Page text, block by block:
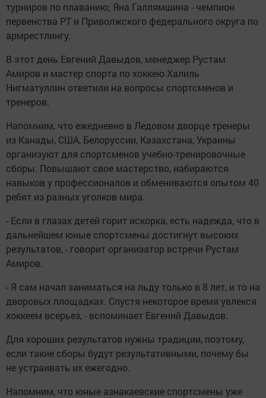
турниров по плаванию; Яна Галлямшина - чемпион
первенства РТ и Приволжского федерального округа по
армрестлингу.
В этот день Евгений Давыдов, менеджер Рустам
Амиров и мастер спорта по хоккею Халиль
Нигматуллин ответили на вопросы спортсменов и
тренеров.
Напомним, что ежедневно в Ледовом дворце тренеры
из Канады, США, Белоруссии, Казахстана, Украины
организуют для спортсменов учебно-тренировочные
сборы. Повышают свое мастерство, набираются
навыков у профессионалов и обмениваются опытом 40
ребят из разных уголков мира.
- Если в глазах детей горит искорка, есть надежда, что в
дальнейшем юные спортсмены достигнут высоких
результатов, - говорит организатор встречи Рустам
Амиров.
- Я сам начал заниматься на льду только в 8 лет, и то на
дворовых площадках. Спустя некоторое время увлекся
хоккеем всерьез, - вспоминает Евгений Давыдов.
Для хороших результатов нужны традиции, поэтому,
если такие сборы будут результативными, почему бы
не устраивать их ежегодно.
Напомним, что юные азнакаевские спортсмены уже